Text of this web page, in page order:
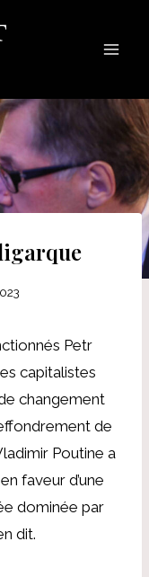
Petr
capitalistes
changement
de
Poutine a
faveur d’une
dominée par
dit.